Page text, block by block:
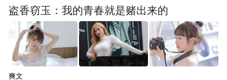
盗香窃玉：我的青春就是赌出来的
爽文